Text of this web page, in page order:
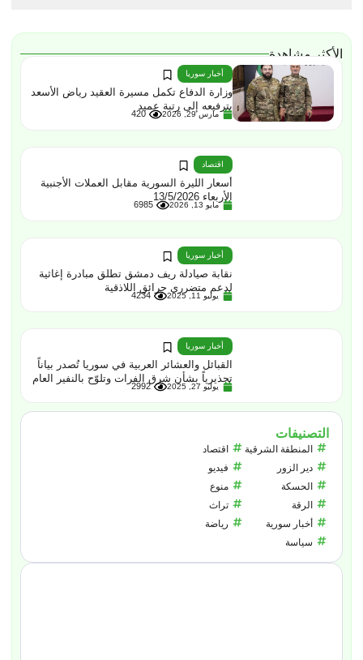
الأكثر مشاهدة
أخبار سوريا
وزارة الدفاع تكمل مسيرة العقيد رياض الأسعد
بترفيعه إلى رتبة عميد
مارس 29, 2026 420
اقتصاد
أسعار الليرة السورية مقابل العملات الأجنبية
الأربعاء 13/5/2026
مايو 13, 2026 6985
أخبار سوريا
نقابة صيادلة ريف دمشق تطلق مبادرة إغاثية
لدعم متضرري حرائق اللاذقية
يوليو 11, 2025 4234
أخبار سوريا
القبائل والعشائر العربية في سوريا تُصدر بياناً
تحذيرياً بشأن شرق الفرات وتلوّح بالنفير العام
يوليو 27, 2025 2992
التصنيفات
المنطقة الشرقية
دير الزور
الحسكة
الرقة
أخبار سورية
سياسة
اقتصاد
فيديو
منوع
تراث
رياضة